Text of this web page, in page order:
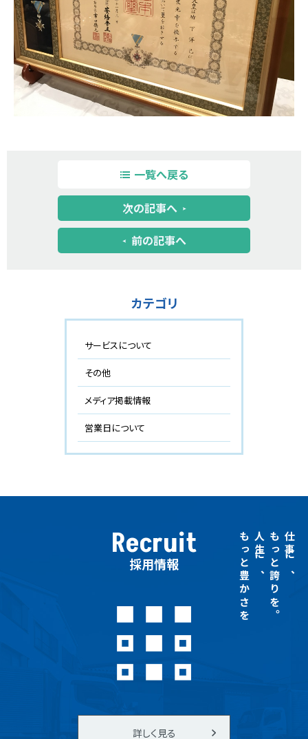
一覧へ戻る
次の記事へ
前の記事へ
カテゴリ
サービスについて
その他
メディア掲載情報
営業日について
Recruit
採用情報
詳しく見る
仕事に、
もっと誇りを。
人生に、
もっと豊かさを